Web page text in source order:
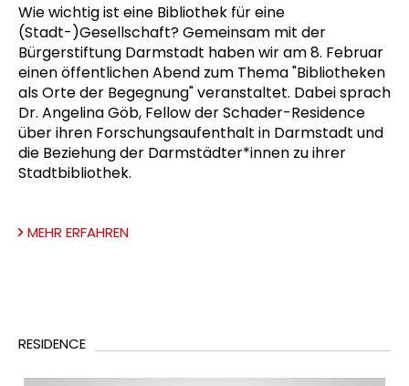
Wie wichtig ist eine Bibliothek für eine
(Stadt-)Gesellschaft? Gemeinsam mit der
Bürgerstiftung Darmstadt haben wir am 8. Februar
einen öffentlichen Abend zum Thema "Bibliotheken
als Orte der Begegnung" veranstaltet. Dabei sprach
Dr. Angelina Göb, Fellow der Schader-Residence
über ihren Forschungsaufenthalt in Darmstadt und
die Beziehung der Darmstädter*innen zu ihrer
Stadtbibliothek.
MEHR ERFAHREN
RESIDENCE